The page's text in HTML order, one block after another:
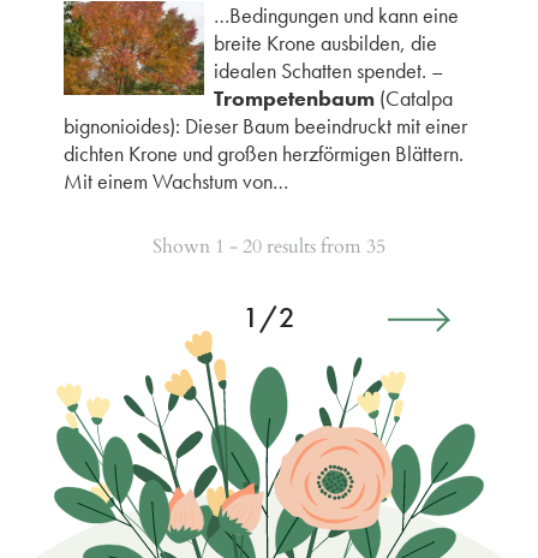
…Bedingungen und kann eine
breite Krone ausbilden, die
idealen Schatten spendet. –
Trompetenbaum(Catalpa
bignonioides): Dieser Baum beeindruckt mit einer
dichten Krone und großen herzförmigen Blättern.
Mit einem Wachstum von…
Shown 1 - 20 results from 35
1/2